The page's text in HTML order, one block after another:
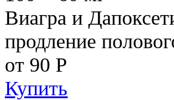
Виагра и
продление
от 90 Р
Купить